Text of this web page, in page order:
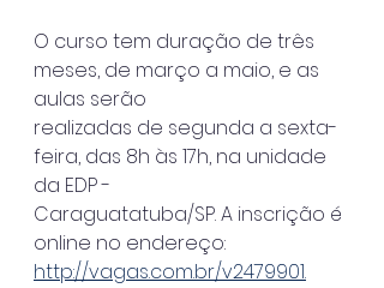
O curso tem duração de três
meses, de março a maio, e as
aulas serão
realizadas de segunda a sexta-
feira, das 8h às 17h, na unidade
da EDP -
Caraguatatuba/SP. A inscrição é
online no endereço:
http://vagas.com.br/v2479901.